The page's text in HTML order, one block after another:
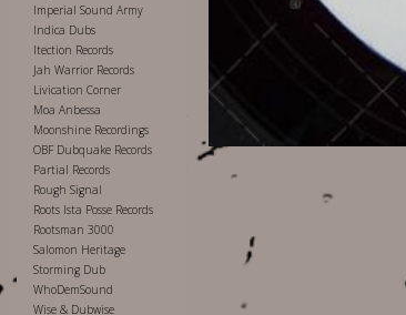
Imperial Sound Army
Indica Dubs
Itection Records
Jah Warrior Records
Livication Corner
Moa Anbessa
Moonshine Recordings
OBF Dubquake Records
Partial Records
Rough Signal
Roots Ista Posse Records
Rootsman 3000
Salomon Heritage
Storming Dub
WhoDemSound
Wise & Dubwise